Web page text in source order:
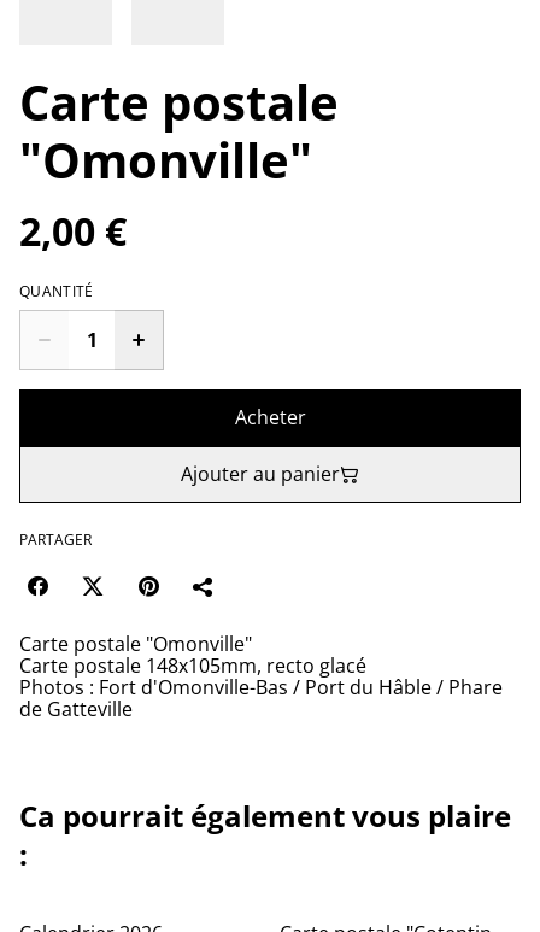
Carte postale
"Omonville"
2,00 €
QUANTITÉ
Acheter
Ajouter au panier
PARTAGER
Carte postale "Omonville"
Carte postale 148x105mm, recto glacé
Photos : Fort d'Omonville-Bas / Port du Hâble / Phare
de Gatteville
Ca pourrait également vous plaire
: